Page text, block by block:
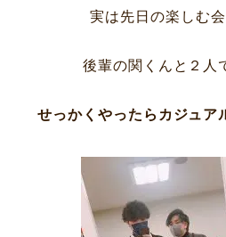
実は先日の楽しむ会
後輩の関くんと２人
せっかくやったらカジュア